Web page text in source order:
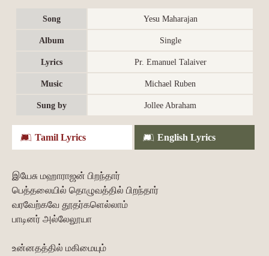
Song Yesu Maharajan
Album Single
Lyrics Pr. Emanuel Talaiver
Music Michael Ruben
Sung by Jollee Abraham
Tamil Lyrics English Lyrics
இயேசு மஹாராஜன் பிறந்தார்
பெத்தலையில் தொழுவத்தில் பிறந்தார்
வரவேற்கவே தூதர்களெல்லாம்
பாடினர் அல்லேலூயா
உன்னதத்தில் மகிமையும்